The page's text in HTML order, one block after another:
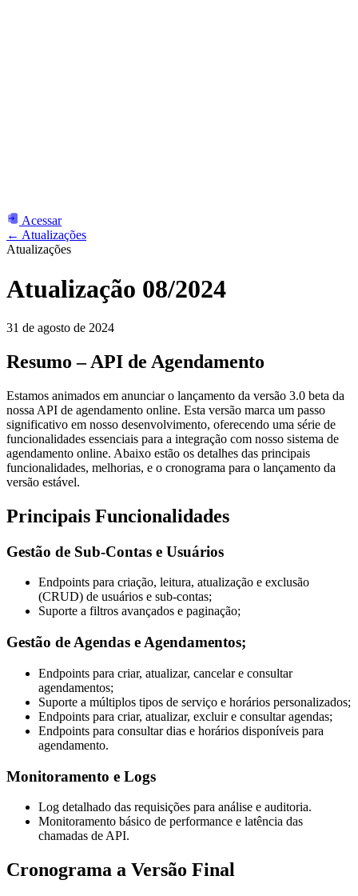
Acessar
← Atualizações
Atualizações
Atualização 08/2024
31 de agosto de 2024
Resumo – API de Agendamento
Estamos animados em anunciar o lançamento da versão 3.0 beta da
nossa API de agendamento online. Esta versão marca um passo
significativo em nosso desenvolvimento, oferecendo uma série de
funcionalidades essenciais para a integração com nosso sistema de
agendamento online. Abaixo estão os detalhes das principais
funcionalidades, melhorias, e o cronograma para o lançamento da
versão estável.
Principais Funcionalidades
Gestão de Sub-Contas e Usuários
Endpoints para criação, leitura, atualização e exclusão
(CRUD) de usuários e sub-contas;
Suporte a filtros avançados e paginação;
Gestão de Agendas e Agendamentos;
Endpoints para criar, atualizar, cancelar e consultar
agendamentos;
Suporte a múltiplos tipos de serviço e horários personalizados;
Endpoints para criar, atualizar, excluir e consultar agendas;
Endpoints para consultar dias e horários disponíveis para
agendamento.
Monitoramento e Logs
Log detalhado das requisições para análise e auditoria.
Monitoramento básico de performance e latência das
chamadas de API.
Cronograma a Versão Final